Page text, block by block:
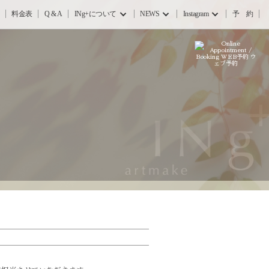
料金表 Q & A INg+について NEWS Instagram 予 約